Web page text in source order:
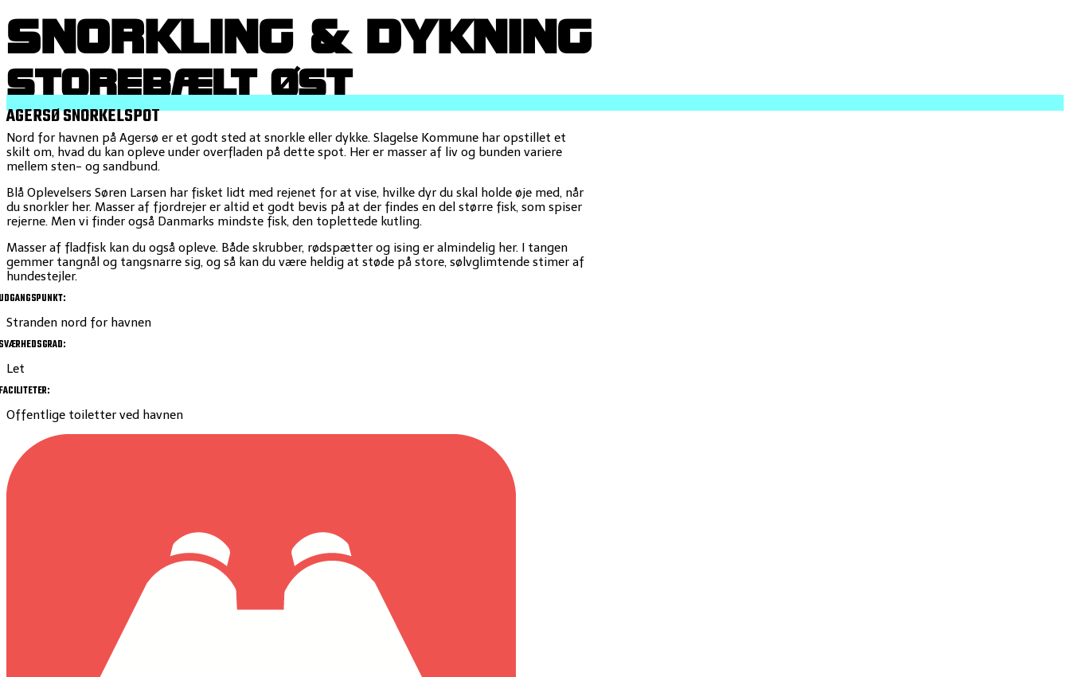
SNORKLING & DYKNING
STOREBÆLT ØST
AGERSØ SNORKELSPOT
Nord for havnen på Agersø er et godt sted at snorkle eller dykke. Slagelse Kommune har opstillet et
skilt om, hvad du kan opleve under overfladen på dette spot. Her er masser af liv og bunden variere
mellem sten- og sandbund.
Blå Oplevelsers Søren Larsen har fisket lidt med rejenet for at vise, hvilke dyr du skal holde øje med, når
du snorkler her. Masser af fjordrejer er altid et godt bevis på at der findes en del større fisk, som spiser
rejerne. Men vi finder også Danmarks mindste fisk, den toplettede kutling.
Masser af fladfisk kan du også opleve. Både skrubber, rødspætter og ising er almindelig her. I tangen
gemmer tangnål og tangsnarre sig, og så kan du være heldig at støde på store, sølvglimtende stimer af
hundestejler.
Stranden nord for havnen
Let
Offentlige toiletter ved havnen